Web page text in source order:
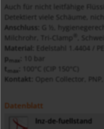
Auch für nicht leitfähige
Detektiert viele Schäume,
Anschluss:
G ½,
Milchrohr, Tri-Clamp
,
Material:
Edelstahl 1.4404 /
p
max
t
max
Kontakt:
Open Collector,
Datenblatt
lnz-de-fuellstand